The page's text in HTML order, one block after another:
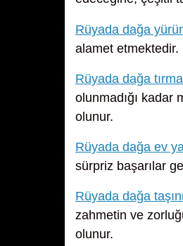
Rüyada dağa
alamet etmektedir.
Rüyada dağa
olunmadığı kadar
olunur.
Rüyada dağa ev
sürpriz başarılar
Rüyada dağa
zahmetin ve
olunur.